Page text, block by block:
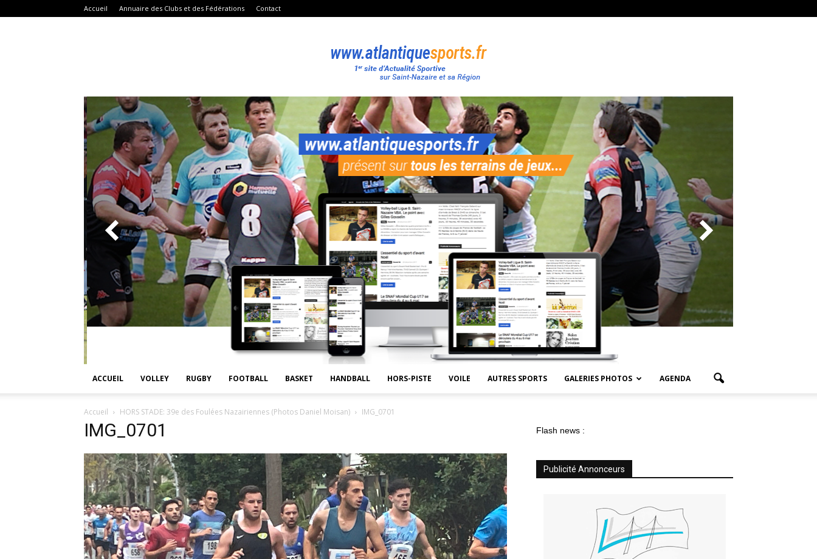
Accueil Annuaire des Clubs et des Fédérations Contact
Atlantique
Sport
ACCUEIL VOLLEY RUGBY FOOTBALL BASKET HANDBALL HORS-PISTE VOILE AUTRES SPORTS GALERIES PHOTOS AGENDA
Accueil HORS STADE: 39e des Foulées Nazairiennes (Photos Daniel Moisan) IMG_0701
IMG_0701 Flash news :
Publicité Annonceurs